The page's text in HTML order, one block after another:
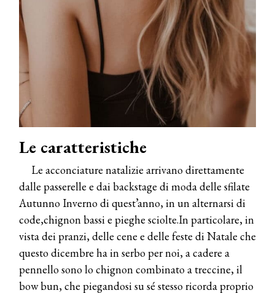
Le caratteristiche
Le acconciature natalizie arrivano direttamente
dalle passerelle e dai backstage di moda delle sfilate
Autunno Inverno di quest’anno, in un alternarsi di
code,chignon bassi e pieghe sciolte.In particolare, in
vista dei pranzi, delle cene e delle feste di Natale che
questo dicembre ha in serbo per noi, a cadere a
pennello sono lo chignon combinato a treccine, il
bow bun, che piegandosi su sé stesso ricorda proprio